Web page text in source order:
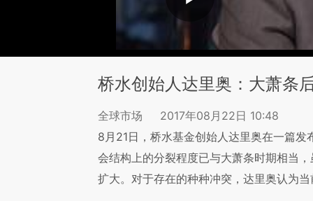
桥水创始人达里奥：大萧条
全球市场
2017年08月22日 10:48
8月21日，桥水基金创始人达里奥在一篇
会结构上的分裂程度已与大萧条时期相当
扩大。对于存在的种种冲突，达里奥认为